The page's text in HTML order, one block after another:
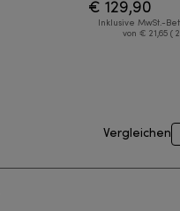
€ 129,90
Inklusive MwSt.-
von € 21,65 (
Vergleichen